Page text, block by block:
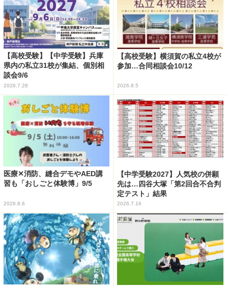
【高校受験】【中学受験】兵庫
県内の私立31校が集結、個別相
談会9/6
2026.7.28
【高校受験】横須賀の私立4校が
参加…合同相談会10/12
2026.8.5
医療✕消防、縫合デモやAED講
習も「おしごと体験博」9/5
2026.8.6
【中学受験2027】人気校の併願
先は…四谷大塚「第2回合不合判
定テスト」結果
2026.7.16